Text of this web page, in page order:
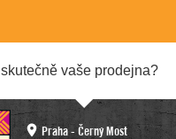
skutečně vaše prodejna?
Praha - Černý Most